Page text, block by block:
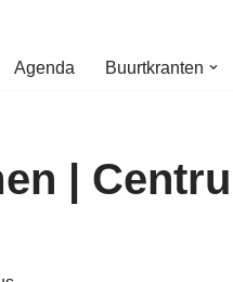
Agenda Buurtkranten
|